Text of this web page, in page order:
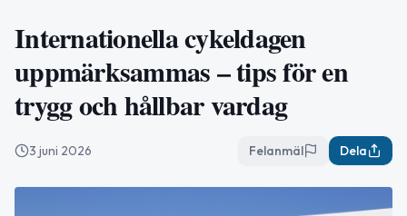
Internationella cykeldagen
uppmärksammas – tips för en
trygg och hållbar vardag
3 juni 2026 Felanmäl Dela